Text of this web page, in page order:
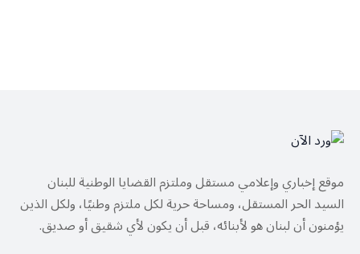
موقع إخباري وإعلامي مستقل وملتزم القضايا الوطنية للبنان
السيد الحر المستقل، ومساحة حرية لكل ملتزم وطنيًا، ولكل الذين
يؤمنون أن لبنان هو لأبنائه، قبل أن يكون لأي شقيق أو صديق.